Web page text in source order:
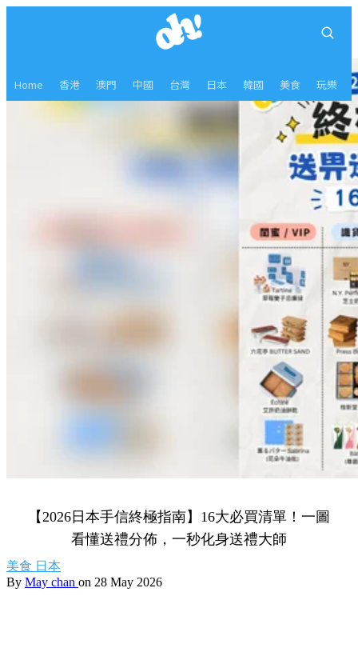
Home 香港 澳門 中國 台灣 日本 韓國 美食 玩樂
【2026日本手信終極指南】16大必買清單！一圖
看懂送禮分佈，一秒化身送禮大師
美食 日本
By May chan on 28 May 2026